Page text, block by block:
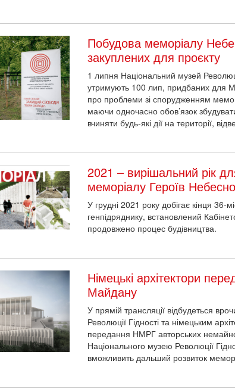
Побудова меморіалу
закуплених для проєкту
1 липня Національний музей
утримують 100 лип, придбаних для
про проблеми зі спорудженням
маючи одночасно обов’язок
вчиняти будь-які дії на території,
2021 – вирішальний рік
меморіалу Героїв
У грудні 2021 року добігає кінця 36-
генпідряднику, встановлений
продовжено процес будівництва.
Німецькі архітектори
Майдану
У прямій трансляції відбудеться
Революції Гідності та німецьким
передання НМРГ авторських
Національного музею Революції
вможливить дальший розвиток